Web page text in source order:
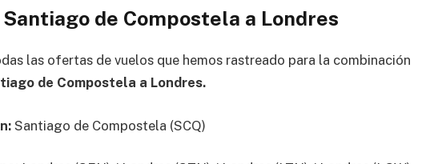
de Compostela a Londres
las ofertas de vuelos que hemos rastreado para la combinación
de Compostela a Londres.
Santiago de Compostela (SCQ)